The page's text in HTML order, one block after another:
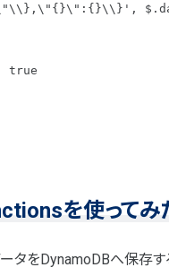
を使ってみ
タをDynamoDBへ保存